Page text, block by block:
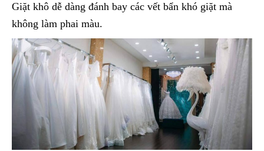
Giặt khô dễ dàng đánh bay các vết bẩn khó giặt mà
không làm phai màu.